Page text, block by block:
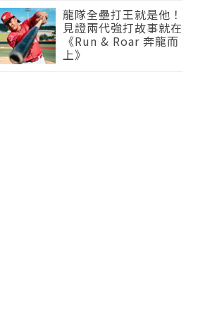
龍隊全壘打王就是他！
見證兩代強打故事就在
《Run & Roar 奔龍而
上》